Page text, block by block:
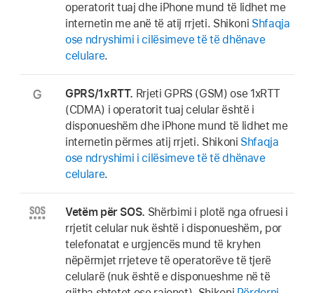
operatorit tuaj dhe iPhone mund të lidhet me
internetin me anë të atij rrjeti. Shikoni Shfaqja
ose ndryshimi i cilësimeve të të dhënave
celulare.
GPRS/1xRTT. Rrjeti GPRS (GSM) ose 1xRTT
(CDMA) i operatorit tuaj celular është i
disponueshëm dhe iPhone mund të lidhet me
internetin përmes atij rrjeti. Shikoni Shfaqja
ose ndryshimi i cilësimeve të të dhënave
celulare.
Vetëm për SOS. Shërbimi i plotë nga ofruesi i
rrjetit celular nuk është i disponueshëm, por
telefonatat e urgjencës mund të kryhen
nëpërmjet rrjeteve të operatorëve të tjerë
celularë (nuk është e disponueshme në të